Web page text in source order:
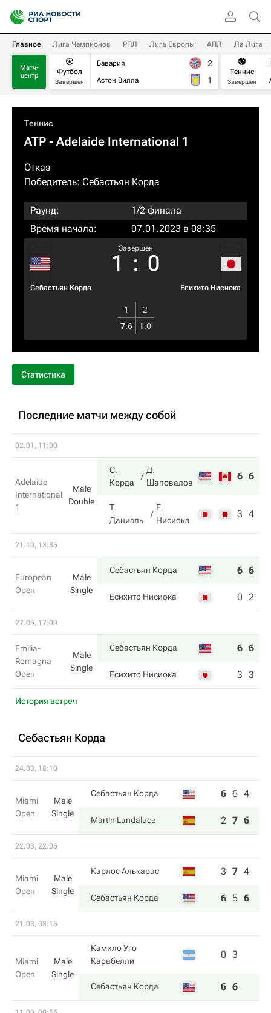
Главное Лига Чемпионов РПЛ Лига Европы АПЛ Ла Лига
Матч-
центр
Футбол
Завершен
Бавария
Астон Вилла
2
1
Теннис
Завершен
Теннис
ATP - Adelaide International 1
Отказ
Победитель: Себастьян Корда
Раунд:
1/2 финала
Время начала:
07.01.2023 в 08:35
Себастьян Корда
Завершен
1 : 0
Есихито Нисиока
1
2
7:6 1:0
Статистика
Последние матчи между собой
02.01, 11:00
Adelaide
International
1
Male
Double
С.
Корда
Д.
Шаповалов
6 6
Т.
Даниэль
Е.
Нисиока
3 4
21.10, 13:35
European
Open
Male
Single
Себастьян Корда 6 6
Есихито Нисиока 0 2
27.05, 17:00
Emilia-
Romagna
Open
Male
Single
Себастьян Корда 6 6
Есихито Нисиока 3 3
История встреч
Себастьян Корда
24.03, 18:10
Miami
Open
Male
Single
Себастьян Корда 6 6 4
Martin Landaluce 2 7 6
22.03, 22:05
Miami
Open
Male
Single
Карлос Алькарас 3 7 4
Себастьян Корда 6 5 6
21.03, 03:15
Miami
Open
Male
Single
Камило Уго
Карабелли
0 3
Себастьян Корда 6 6